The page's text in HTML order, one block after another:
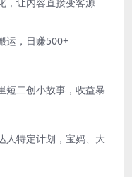
运，日赚500+
短二创小故事，收益暴
人特定计划，宝妈、大